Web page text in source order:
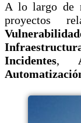
A lo largo de
proyectos
Incidentes,